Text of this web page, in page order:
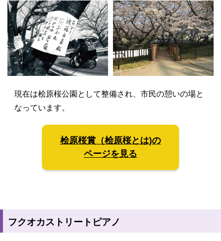
現在は桧原桜公園として整備され、市民の憩いの場と
なっています。
桧原桜賞（桧原桜とは)の
ページを見る
フクオカストリートピアノ